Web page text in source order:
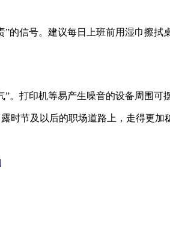
的信号。建议每日上班前用湿巾擦拭
打印机等易产生噪音的设备周围可
时节及以后的职场道路上，走得更加